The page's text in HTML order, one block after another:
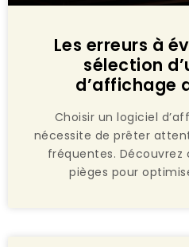
Les erreurs à
sélection
d’affichage
Choisir un logiciel
nécessite de prêter
fréquentes.
pièges pour